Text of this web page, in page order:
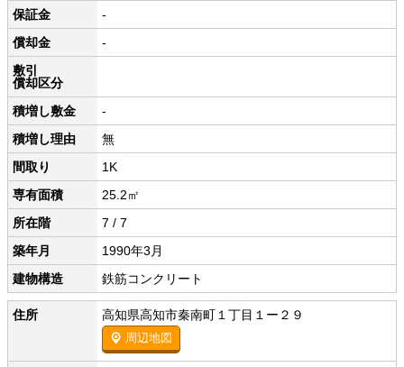
保証金
-
償却金
-
敷引
償却区分
積増し敷金
-
積増し理由
無
間取り
1K
専有面積
25.2㎡
所在階
7 / 7
築年月
1990年3月
建物構造
鉄筋コンクリート
住所 高知県高知市秦南町１丁目１ー２９
周辺地図